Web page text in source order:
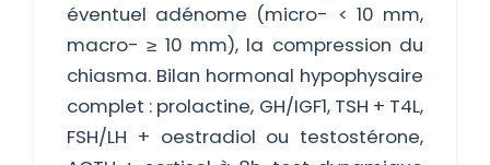
éventuel adénome (micro- < 10 mm,
macro- ≥ 10 mm), la compression du
chiasma. Bilan hormonal hypophysaire
complet : prolactine, GH/IGF1, TSH + T4L,
FSH/LH + oestradiol ou testostérone,